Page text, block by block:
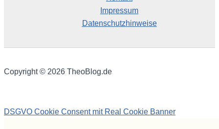
Impressum
Datenschutzhinweise
Copyright © 2026 TheoBlog.de
DSGVO Cookie Consent mit Real Cookie Banner